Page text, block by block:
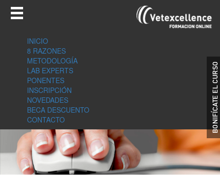
INICIO
8 RAZONES
METODOLOGÍA
LAB EXPERTS
PONENTES
INSCRIPCIÓN
NOVEDADES
BECA DESCUENTO
CONTACTO